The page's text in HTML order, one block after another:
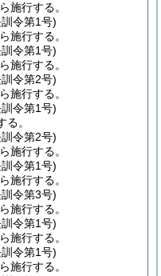
施行する。
令第1号)
施行する。
令第1号)
施行する。
令第2号)
施行する。
令第1号)
。
令第2号)
施行する。
令第1号)
施行する。
令第3号)
施行する。
令第1号)
施行する。
令第1号)
施行する。